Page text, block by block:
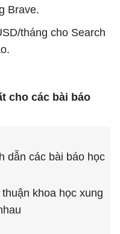
Brave.
tháng cho Search
cho các bài báo
dẫn các bài báo học
khoa học xung